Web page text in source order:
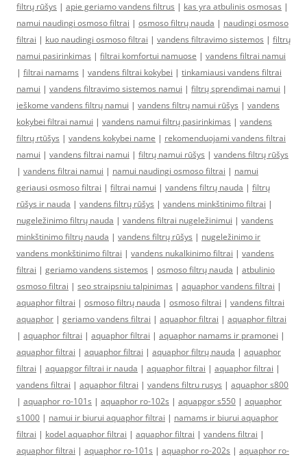
filtrų rūšys | apie geriamo vandens filtrus | kas yra atbulinis osmosas |
namui naudingi osmoso filtrai | osmoso filtrų nauda | naudingi osmoso
filtrai | kuo naudingi osmoso filtrai | vandens filtravimo sistemos | filtrų
namui pasirinkimas | filtrai komfortui namuose | vandens filtrai namui
| filtrai namams | vandens filtrai kokybei | tinkamiausi vandens filtrai
namui | vandens filtravimo sistemos namui | filtrų sprendimai namui |
ieškome vandens filtrų namui | vandens filtrų namui rūšys | vandens
kokybei filtrai namui | vandens namui filtrų pasirinkimas | vandens
filtrų rtūšys | vandens kokybei name | rekomenduojami vandens filtrai
namui | vandens filtrai namui | filtrų namui rūšys | vandens filtrų rūšys
| vandens filtrai namui | namui naudingi osmoso filtrai | namui
geriausi osmoso filtrai | filtrai namui | vandens filtrų nauda | filtrų
rūšys ir nauda | vandens filtrų rūšys | vandens minkštinimo filtrai |
nugeležinimo filtrų nauda | vandens filtrai nugeležinimui | vandens
minkštinimo filtrų nauda | vandens filtrų rūšys | nugeležinimo ir
vandens monkštinimo filtrai | vandens nukalkinimo filtrai | vandens
filtrai | geriamo vandens sistemos | osmoso filtrų nauda | atbulinio
osmoso filtrai | seo straipsniu talpinimas | aquaphor vandens filtrai |
aquaphor filtrai | osmoso filtrų nauda | osmoso filtrai | vandens filtrai
aquaphor | geriamo vandens filtrai | aquaphor filtrai | aquaphor filtrai
| aquaphor filtrai | aquaphor filtrai | aquaphor namams ir pramonei |
aquaphor filtrai | aquaphor filtrai | aquaphor filtrų nauda | aquaphor
filtrai | aquapgor filtrai ir nauda | aquaphor filtrai | aquaphor filtrai |
vandens filtrai | aquaphor filtrai | vandens filtru rusys | aquaphor s800
| aquaphor ro-101s | aquaphor ro-102s | aquapgor s550 | aquaphor
s1000 | namui ir biurui aquaphor filtrai | namams ir biurui aquaphor
filtrai | kodel aquaphor filtrai | aquaphor filtrai | vandens filtrai |
aquaphor filtrai | aquaphor ro-101s | aquaphor ro-202s | aquaphor ro-